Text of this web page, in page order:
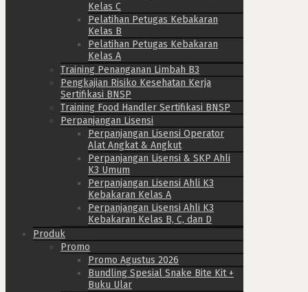
Kelas C
Pelatihan Petugas Kebakaran
Kelas B
Pelatihan Petugas Kebakaran
Kelas A
Training Penanganan Limbah B3
Pengkajian Risiko Kesehatan Kerja
Sertifikasi BNSP
Training Food Handler Sertifikasi BNSP
Perpanjangan Lisensi
Perpanjangan Lisensi Operator
Alat Angkat & Angkut
Perpanjangan Lisensi & SKP Ahli
K3 Umum
Perpanjangan Lisensi Ahli K3
Kebakaran Kelas A
Perpanjangan Lisensi Ahli K3
Kebakaran Kelas B, C, dan D
Produk
Promo
Promo Agustus 2026
Bundling Spesial Snake Bite Kit +
Buku Ular